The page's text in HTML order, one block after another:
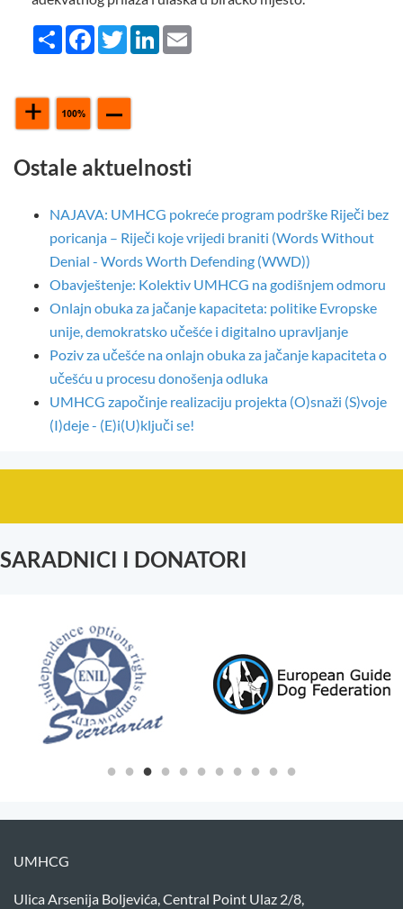
Share FacebookTwitterLinkedIn
Ostale aktuelnosti
NAJAVA: UMHCG pokreće program podrške Riječi bez
poricanja – Riječi koje vrijedi braniti (Words Without
Denial - Words Worth Defending (WWD))
Obavještenje: Kolektiv UMHCG na godišnjem odmoru
Onlajn obuka za jačanje kapaciteta: politike Evropske
unije, demokratsko učešće i digitalno upravljanje
Poziv za učešće na onlajn obuka za jačanje kapaciteta o
učešću u procesu donošenja odluka
UMHCG započinje realizaciju projekta (O)snaži (S)voje
(I)deje - (E)i(U)ključi se!
SARADNICI I DONATORI
UMHCG
Ulica Arsenija Boljevića, Central Point Ulaz 2/8,